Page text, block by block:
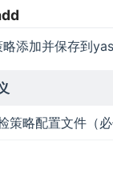
添加并保存到
策略配置文件（必